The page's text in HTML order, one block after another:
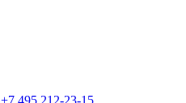
+7 495 212-23-15